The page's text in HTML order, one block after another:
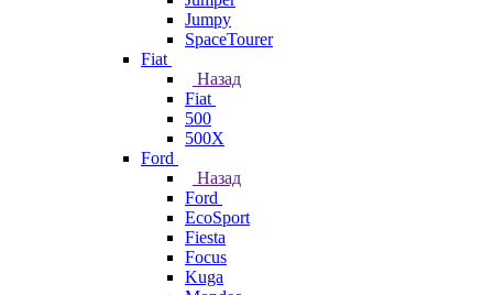
Jumpy
SpaceTourer
Fiat
Назад
Fiat
500
500X
Ford
Назад
Ford
EcoSport
Fiesta
Focus
Kuga